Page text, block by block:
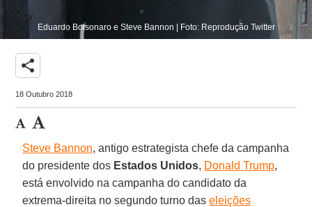
Eduardo Bolsonaro e Steve Bannon | Foto: Reprodução Twitter
share
18 Outubro 2018
Steve Bannon, antigo estrategista chefe da campanha
do presidente dos Estados Unidos, Donald Trump,
está envolvido na campanha do candidato da
extrema-direita no segundo turno daseleições